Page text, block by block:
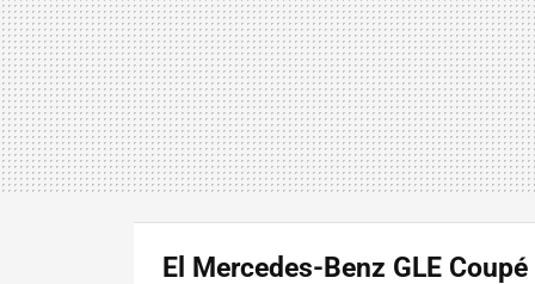
El Mercedes-Benz GLE Coupé